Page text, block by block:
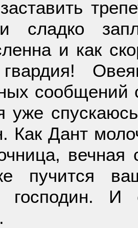
и сладко
и как
гвардия!
сообщений
уже
Как Дант
пучится
господин. И